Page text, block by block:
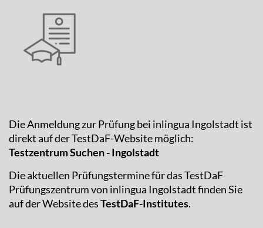
Die Anmeldung zur Prüfung bei inlingua Ingolstadt ist
direkt auf der TestDaF-Website möglich:
Testzentrum Suchen - Ingolstadt
Die aktuellen Prüfungstermine für das TestDaF
Prüfungszentrum von inlingua Ingolstadt finden Sie
auf der Website desTestDaF-Institutes.